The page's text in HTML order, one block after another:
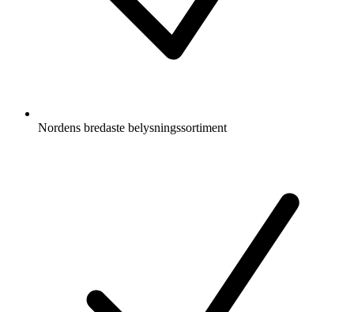
Nordens bredaste belysningssortiment